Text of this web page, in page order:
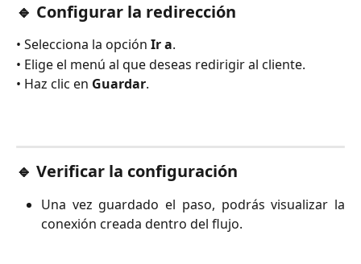
🔹 Configurar la redirección
• Selecciona la opción Ir a.
• Elige el menú al que deseas redirigir al cliente.
• Haz clic en Guardar.
🔹 Verificar la configuración
Una vez guardado el paso, podrás visualizar la
conexión creada dentro del flujo.